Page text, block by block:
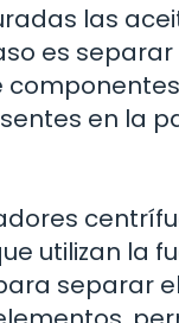
las
es
en la
utilizan la
separar